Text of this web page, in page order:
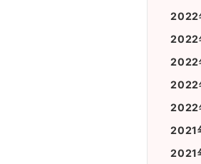
2022
2022
2022
2022
2022
2021
2021